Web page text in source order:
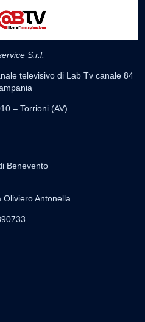
S.r.l.
televisivo di Lab Tv canale 84
– Torrioni (AV)
Benevento
Antonella